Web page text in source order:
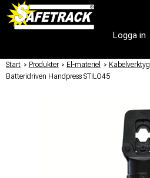
Logga in
Start / Produkter / El-materiel / Kabelverktyg
Batteridriven Handpress STILO45